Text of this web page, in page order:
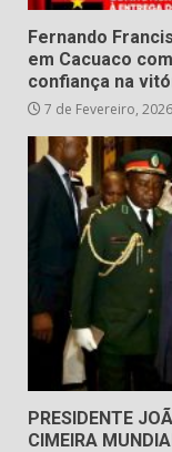
Fernando
em Cacuaco
confiança na
7 de Fevereiro, 2026
PRESIDENTE
CIMEIRA